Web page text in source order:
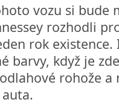
vozu si bude
rozhodli
rok
barvy, když je
rohože a